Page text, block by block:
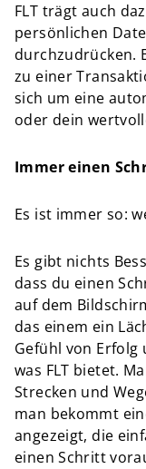
FLT trägt auch
persönlichen
durchzudrücken.
zu einer
sich um eine
oder dein
Immer einen
Es ist immer so:
Es gibt nichts
dass du einen
auf dem
das einem ein
Gefühl von Erfolg
was FLT bietet.
Strecken und
man bekommt
angezeigt, die
einen Schritt